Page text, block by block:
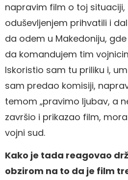
napravim film o toj situaciji,
oduševljenjem prihvatili i
da odem u Makedoniju,
da komandujem tim
Iskoristio sam tu priliku i,
sam predao komisiji,
temom „pravimo ljubav, a
završio i prikazao film,
vojni sud.
Kako je tada reagovao
obzirom na to da je film